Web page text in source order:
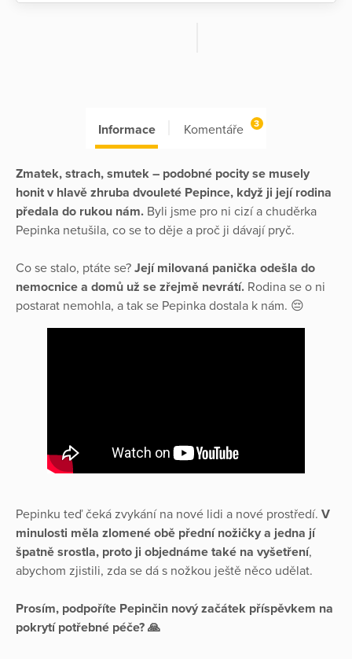
Informace Komentáře 3
Zmatek, strach, smutek – podobné pocity se musely
honit v hlavě zhruba dvouleté Pepince, když ji její rodina
předala do rukou nám. Byli jsme pro ni cizí a chuděrka
Pepinka netušila, co se to děje a proč ji dávají pryč.
Co se stalo, ptáte se? Její milovaná panička odešla do
nemocnice a domů už se zřejmě nevrátí. Rodina se o ni
postarat nemohla, a tak se Pepinka dostala k nám. 😔
Pepinku teď čeká zvykání na nové lidi a nové prostředí. V
minulosti měla zlomené obě přední nožičky a jedna jí
špatně srostla, proto ji objednáme také na vyšetření,
abychom zjistili, zda se dá s nožkou ještě něco udělat.
Prosím, podpoříte Pepinčin nový začátek příspěvkem na
pokrytí potřebné péče? 🙏